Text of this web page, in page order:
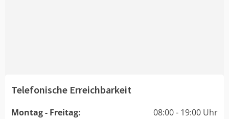
Telefonische Erreichbarkeit
Montag - Freitag:
08:00 - 19:00 Uhr